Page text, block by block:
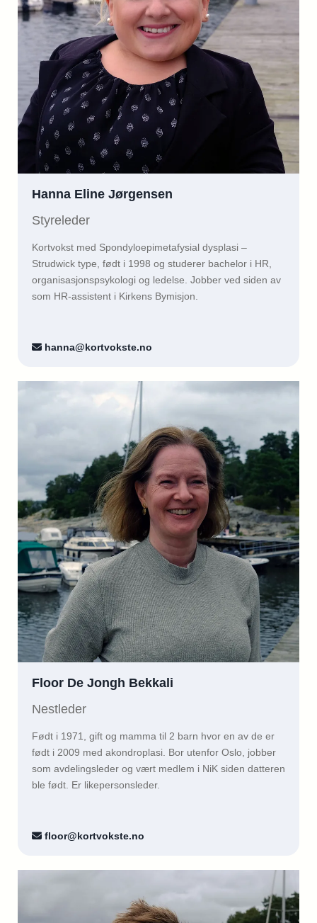
Hanna Eline Jørgensen
Styreleder
Kortvokst med Spondyloepimetafysial dysplasi –
Strudwick type, født i 1998 og studerer bachelor i HR,
organisasjonspsykologi og ledelse. Jobber ved siden av
som HR-assistent i Kirkens Bymisjon.
 hanna@kortvokste.no
Floor De Jongh Bekkali
Nestleder
Født i 1971, gift og mamma til 2 barn hvor en av de er
født i 2009 med akondroplasi. Bor utenfor Oslo, jobber
som avdelingsleder og vært medlem i NiK siden datteren
ble født. Er likepersonsleder.
 floor@kortvokste.no